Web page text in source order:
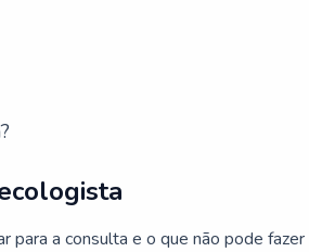
para a consulta e o que não pode fazer